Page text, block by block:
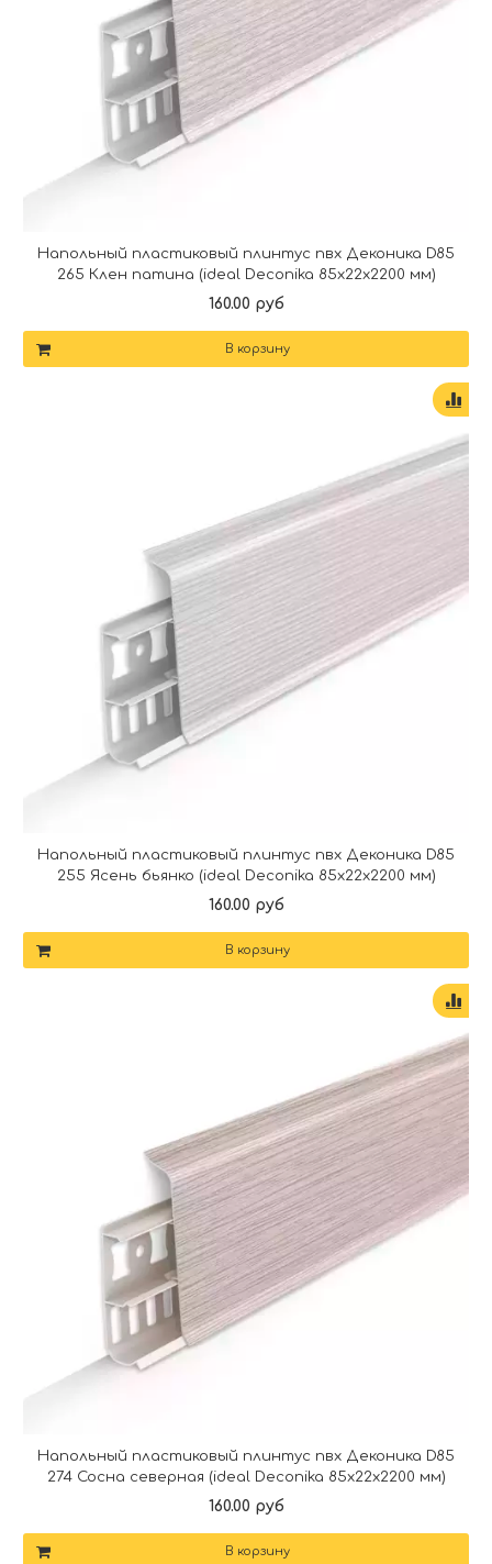
Напольный пластиковый плинтус пвх Деконика D85
265 Клен патина (ideal Deconika 85х22х2200 мм)
160.00 руб
В корзину
Напольный пластиковый плинтус пвх Деконика D85
255 Ясень бьянко (ideal Deconika 85х22х2200 мм)
160.00 руб
В корзину
Напольный пластиковый плинтус пвх Деконика D85
274 Сосна северная (ideal Deconika 85х22х2200 мм)
160.00 руб
В корзину